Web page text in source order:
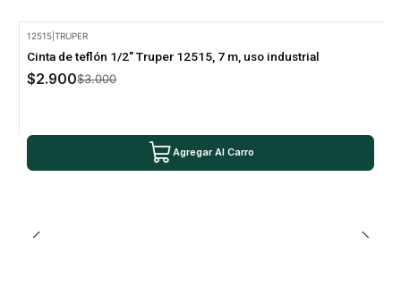
12515 |TRUPER
Cinta de teflón 1/2" Truper 12515, 7 m, uso industrial
$2.900$3.000
Agregar Al Carro